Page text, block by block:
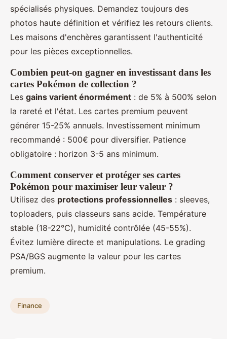
spécialisés physiques. Demandez toujours des
photos haute définition et vérifiez les retours clients.
Les maisons d'enchères garantissent l'authenticité
pour les pièces exceptionnelles.
Combien peut-on gagner en investissant dans les
cartes Pokémon de collection ?
Les gains varient énormément : de 5% à 500% selon
la rareté et l'état. Les cartes premium peuvent
générer 15-25% annuels. Investissement minimum
recommandé : 500€ pour diversifier. Patience
obligatoire : horizon 3-5 ans minimum.
Comment conserver et protéger ses cartes
Pokémon pour maximiser leur valeur ?
Utilisez des protections professionnelles : sleeves,
toploaders, puis classeurs sans acide. Température
stable (18-22°C), humidité contrôlée (45-55%).
Évitez lumière directe et manipulations. Le grading
PSA/BGS augmente la valeur pour les cartes
premium.
Finance